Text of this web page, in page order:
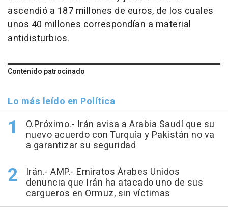
ascendió a 187 millones de euros, de los cuales
unos 40 millones correspondían a material
antidisturbios.
Contenido patrocinado
Lo más leído en Política
O.Próximo.- Irán avisa a Arabia Saudí que su
nuevo acuerdo con Turquía y Pakistán no va
a garantizar su seguridad
Irán.- AMP.- Emiratos Árabes Unidos
denuncia que Irán ha atacado uno de sus
cargueros en Ormuz, sin víctimas